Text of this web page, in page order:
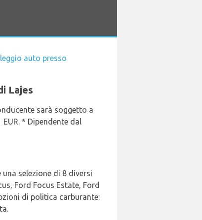
auto presso
Lajes
sarà soggetto a
* Dipendente dal
selezione di 8 diversi
Ford Focus Estate, Ford
di politica carburante: